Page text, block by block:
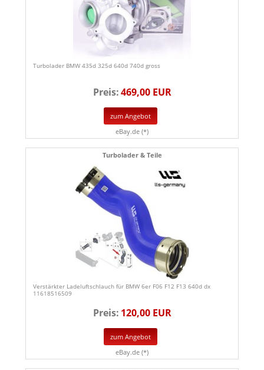
Turbolader BMW 435d 325d 640d 740d gross
Preis:469,00 EUR
zum Angebot
eBay.de (*)
Turbolader & Teile
Verstärkter Ladeluftschlauch für BMW 6er F06 F12 F13 640d dx
11618516509
Preis: 120,00 EUR
zum Angebot
eBay.de (*)